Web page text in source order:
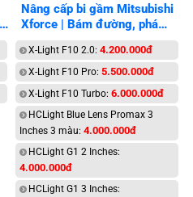
Nâng cấp bi gầm Mitsubishi
Xforce | Bám đường, phá
sương
X-Light F10 2.0: 4.200.000đ
X-Light F10 Pro: 5.500.000đ
X-Light F10 Turbo: 6.000.000đ
HCLight Blue Lens Promax 3
Inches 3 màu: 4.000.000đ
HCLight G1 2 Inches:
4.000.000đ
HCLight G1 3 Inches: